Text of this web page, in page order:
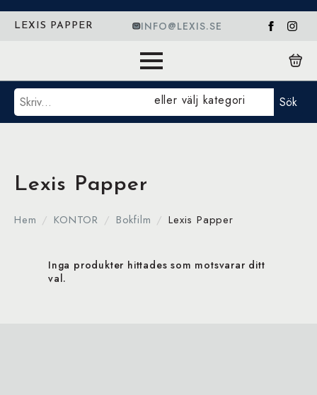
LEXIS PAPPER INFO@LEXIS.SE
Sök eller välj kategori Sök
Lexis Papper
Hem KONTOR Bokfilm Lexis Papper
Inga produkter hittades som motsvarar ditt
val.